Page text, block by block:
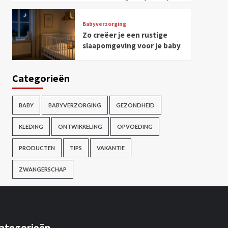
Babyverzorging
Zo creëer je een rustige
slaapomgeving voor je baby
Categorieën
BABY BABYVERZORGING GEZONDHEID
KLEDING ONTWIKKELING OPVOEDING
PRODUCTEN TIPS VAKANTIE
ZWANGERSCHAP